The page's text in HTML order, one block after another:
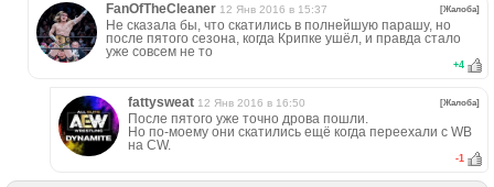
FanOfTheCleaner 12 Янв 2016 в 15:37 [Жалоба]
Не сказала бы, что скатились в полнейшую парашу, но
после пятого сезона, когда Крипке ушёл, и правда стало
уже совсем не то
+4
fattysweat 12 Янв 2016 в 16:50 [Жалоба]
После пятого уже точно дрова пошли.
Но по-моему они скатились ещё когда переехали с WB
на CW.
-1